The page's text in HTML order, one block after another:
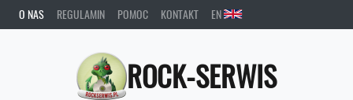
O NAS REGULAMIN POMOC KONTAKT EN
ROCK-SERWIS